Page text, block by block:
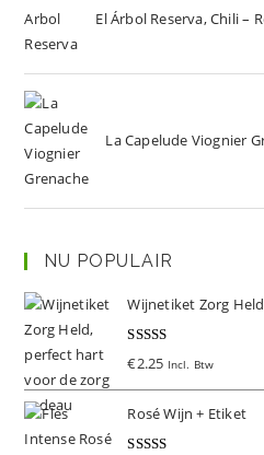
El Árbol Reserva, Chili –
La Capelude Viognier
NU POPULAIR
Wijnetiket Zorg Held
Gewaardeer
€2.25 Incl. Btw
Rosé Wijn + Etiket